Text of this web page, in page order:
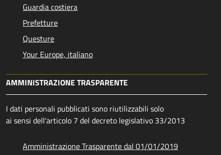
Guardia costiera
Prefetture
Questure
Your Europe, italiano
AMMINISTRAZIONE TRASPARENTE
I dati personali pubblicati sono riutilizzabili solo
ai sensi dell'articolo 7 del decreto legislativo 33/2013
Amministrazione Trasparente dal 01/01/2019